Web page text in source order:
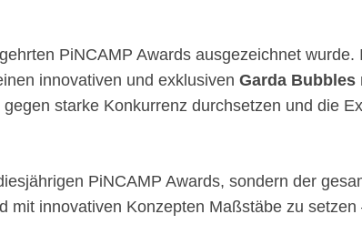
PiNCAMP Awards ausgezeichnet wurde.
innovativen und exklusiven Garda Bubbles
starke Konkurrenz durchsetzen und die
PiNCAMP Awards, sondern der
mit innovativen Konzepten Maßstäbe zu setzen